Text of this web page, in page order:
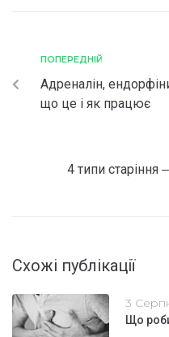
ПОПЕРЕДНІЙ
Адреналін,
що це і як працює
4 типи старіння
Схожі публікації
3
Що